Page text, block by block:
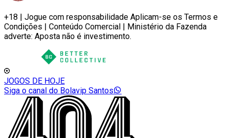
+18 | Jogue com responsabilidade Aplicam-se os Termos e
Condições | Conteúdo Comercial | Ministério da Fazenda
adverte: Aposta não é investimento.
JOGOS DE HOJE
Siga o canal do Bolavip Santos